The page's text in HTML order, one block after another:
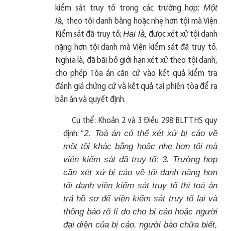
kiểm sát truy tố trong các trường hợp: Một
là, theo tội danh bằng hoặc nhẹ hơn tội mà Viện
Kiểm sát đã truy tố; Hai là, được xét xử tội danh
nặng hơn tội danh mà Viện kiểm sát đã truy tố.
Nghĩa là, đã bãi bỏ giới hạn xét xử theo tội danh,
cho phép Tòa án căn cứ vào kết quả kiểm tra
đánh giá chứng cứ và kết quả tại phiên tòa để ra
bản án và quyết định.
Cụ thể: Khoản 2 và 3 Điều 298 BLTTHS quy
định: “2. Toà án có thể xét xử bị cáo về
một tội khác bằng hoặc nhẹ hơn tội mà
viện kiểm sát đã truy tố; 3. Trường hợp
cần xét xử bị cáo về tội danh nặng hơn
tội danh viện kiểm sát truy tố thì toà án
trả hồ sơ để viện kiểm sát truy tố lại và
thông báo rõ lí do cho bị cáo hoặc người
đại diện của bị cáo, người bào chữa biết,